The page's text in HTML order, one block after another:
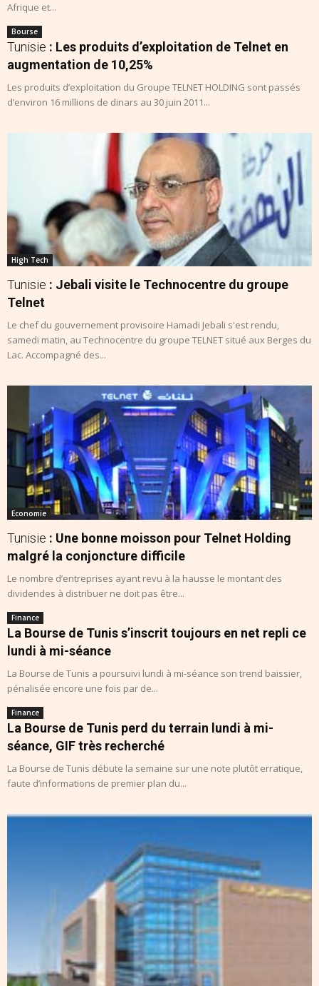
Afrique et...
Bourse
Tunisie : Les produits d’exploitation de Telnet en
augmentation de 10,25%
Les produits d’exploitation du Groupe TELNET HOLDING sont passés
d’environ 16 millions de dinars au 30 juin 2011...
High Tech
Tunisie : Jebali visite le Technocentre du groupe
Telnet
Le chef du gouvernement provisoire Hamadi Jebali s'est rendu,
samedi matin, au Technocentre du groupe TELNET situé aux Berges du
Lac. Accompagné des...
Economie
Tunisie : Une bonne moisson pour Telnet Holding
malgré la conjoncture difficile
Le nombre d’entreprises ayant revu à la hausse le montant des
dividendes à distribuer ne doit pas être...
Finance
La Bourse de Tunis s’inscrit toujours en net repli ce
lundi à mi-séance
La Bourse de Tunis a poursuivi lundi à mi-séance son trend baissier,
pénalisée encore une fois par de...
Finance
La Bourse de Tunis perd du terrain lundi à mi-
séance, GIF très recherché
La Bourse de Tunis débute la semaine sur une note plutôt erratique,
faute d’informations de premier plan du...